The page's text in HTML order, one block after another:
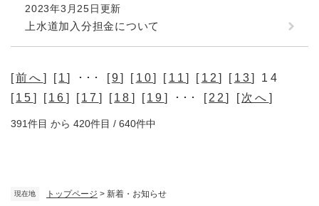
現在地 トップページ > 新着・お知らせ
2023年3月25日更新
上水道加入分担金について
[前へ ] [1] ･･･ [9] [ 10] [ 11] [ 12] [ 13] 14
[15 ] [16 ] [17 ] [18 ] [19 ] ･･･ [22] [次へ ]
391件目 から 420件目 / 640件中